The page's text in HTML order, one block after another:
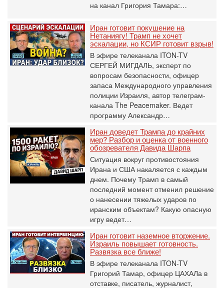
на канал Григория Тамара:…
Иран готовит покушение на
Нетаниягу! Трамп не хочет
эскалации, но КСИР готовит взрыв!
В эфире телеканала ITON-TV
СЕРГЕЙ МИГДАЛЬ, эксперт по
вопросам безопасности, офицер
запаса Международного управления
полиции Израиля, автор телеграм-
канала The Peacemaker. Ведет
программу Александр…
Иран доведет Трампа до крайних
мер? Разбор и оценка от военного
обозревателя Давида Шарпа
Ситуация вокруг противостояния
Ирана и США накаляется с каждым
днем. Почему Трамп в самый
последний момент отменил решение
о нанесении тяжелых ударов по
иранским объектам? Какую опасную
игру ведет…
Иран готовит наземное вторжение.
Израиль повышает готовность.
Развязка все ближе!
В эфире телеканала ITON-TV
Григорий Тамар, офицер ЦАХАЛа в
отставке, писатель, журналист,